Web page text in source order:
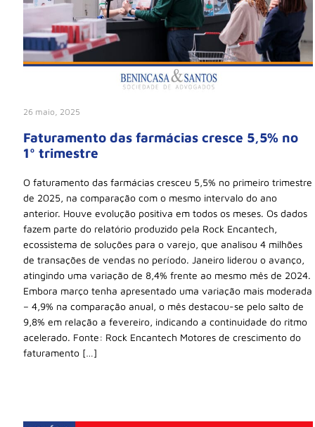
26 maio, 2025
Faturamento das farmácias cresce 5,5% no
1º trimestre
O faturamento das farmácias cresceu 5,5% no primeiro trimestre
de 2025, na comparação com o mesmo intervalo do ano
anterior. Houve evolução positiva em todos os meses. Os dados
fazem parte do relatório produzido pela Rock Encantech,
ecossistema de soluções para o varejo, que analisou 4 milhões
de transações de vendas no período. Janeiro liderou o avanço,
atingindo uma variação de 8,4% frente ao mesmo mês de 2024.
Embora março tenha apresentado uma variação mais moderada
– 4,9% na comparação anual, o mês destacou-se pelo salto de
9,8% em relação a fevereiro, indicando a continuidade do ritmo
acelerado. Fonte: Rock Encantech Motores de crescimento do
faturamento […]